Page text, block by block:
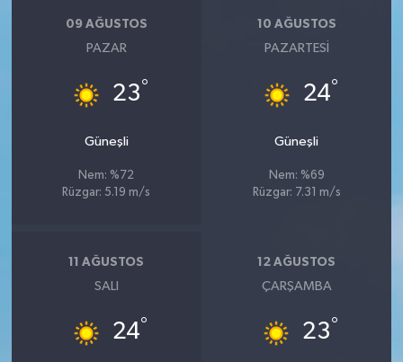
09 AĞUSTOS
PAZAR
23°
Güneşli
Nem: %72
Rüzgar: 5.19 m/s
10 AĞUSTOS
PAZARTESI
24°
Güneşli
Nem: %69
Rüzgar: 7.31 m/s
11 AĞUSTOS
SALI
24°
12 AĞUSTOS
ÇARŞAMBA
23°